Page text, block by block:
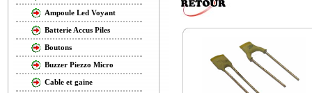
Ampoule Led Voyant
Batterie Accus Piles
Boutons
Buzzer Piezzo Micro
Cable et gaine